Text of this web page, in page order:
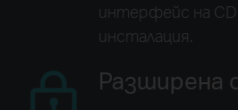
интерфейс на
инсталация.
Разширена